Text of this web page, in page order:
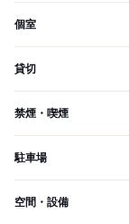
個室
貸切
禁煙・喫煙
駐車場
空間・設備